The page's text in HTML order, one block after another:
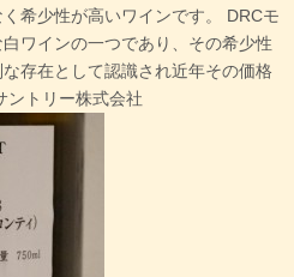
希少性が高いワインです。 DRCモ
ワインの一つであり、その希少性
存在として認識され近年その価格
ントリー株式会社